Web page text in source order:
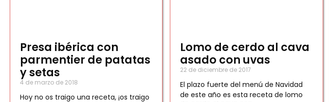
Presa ibérica con
parmentier de patatas
y setas
4 de marzo de 2018
Hoy no os traigo una receta, ¡os traigo
Lomo de cerdo al cava
asado con uvas
22 de diciembre de 2017
El plazo fuerte del menú de Navidad
de este año es esta receta de lomo